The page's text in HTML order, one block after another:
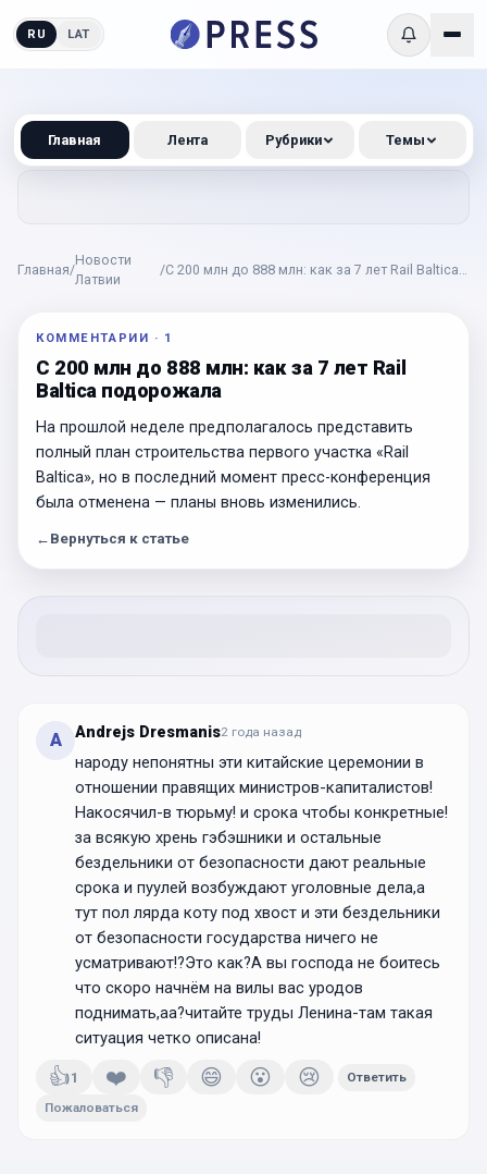
RU LAT
Главная/
Новости
Латвии
/С 200 млн до 888 млн: как за 7 лет Rail Baltica
КОММЕНТАРИИ · 1
С 200 млн до 888 млн: как за 7 лет Rail
Baltica подорожала
На прошлой неделе предполагалось представить
полный план строительства первого участка «Rail
Baltica», но в последний момент пресс-конференция
была отменена — планы вновь изменились.
← Вернуться к статье
A Andrejs Dresmanis2 года назад
народу непонятны эти китайские церемонии в
отношении правящих министров-капиталистов!
Накосячил-в тюрьму! и срока чтобы конкретные!
за всякую хрень гэбэшники и остальные
бездельники от безопасности дают реальные
срока и пуулей возбуждают уголовные дела,а
тут пол лярда коту под хвост и эти бездельники
от безопасности государства ничего не
усматривают!?Это как?А вы господа не боитесь
что скоро начнём на вилы вас уродов
поднимать,аа?читайте труды Ленина-там такая
ситуация четко описана!
👍1 ❤️ 👎 😄 😮 😢 Ответить
Пожаловаться
Главная Лента Рубрики Темы